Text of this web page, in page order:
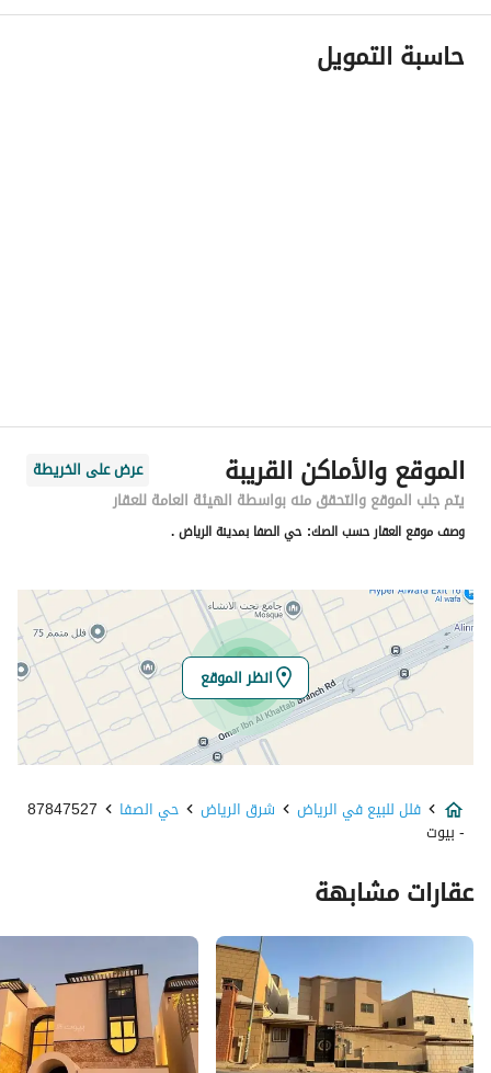
معلومات مسؤول الإعلان
اسم المسؤول
رقم المبنى
6141
الرقم الاضافي
2368
خط العرض
24.66478978266868
خط الطول
46.776131960712846
تفاصيل العقار
نوع الإعلان
للبيع
استخدام العقار
-
السعر
338.4
عدد الغرف
4
حاسبة التمويل
الموقع والأماكن القريبة
عرض على الخريطة
يتم جلب الموقع والتحقق منه بواسطة الهيئة العامة للعقار
وصف موقع العقار حسب الصك: حي الصفا بمدينة الرياض .
انظر الموقع
فلل للبيع في الرياض شرق الرياض حي الصفا 87847527
- بيوت
عقارات مشابهة